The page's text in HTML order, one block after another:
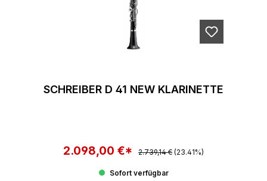
SCHREIBER D 41 NEW KLARINETTE
Verkaufspreis:
2.098,00 €* Regulärer Preis:
2.739,14 € (23.41%)
Sofort verfügbar